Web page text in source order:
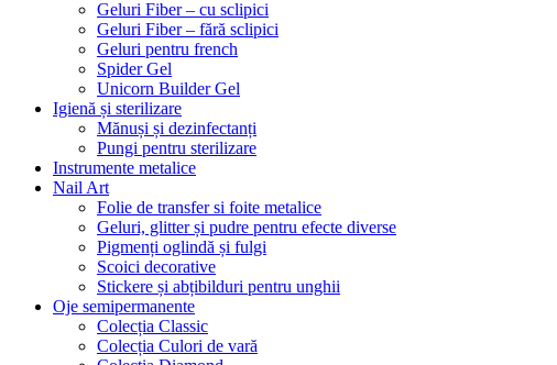
Geluri Fiber – cu sclipici
Geluri Fiber – fără sclipici
Geluri pentru french
Spider Gel
Unicorn Builder Gel
Igienă și sterilizare
Mănuși și dezinfectanți
Pungi pentru sterilizare
Instrumente metalice
Nail Art
Folie de transfer si foite metalice
Geluri, glitter și pudre pentru efecte diverse
Pigmenți oglindă și fulgi
Scoici decorative
Stickere și abțibilduri pentru unghii
Oje semipermanente
Colecția Classic
Colecția Culori de vară